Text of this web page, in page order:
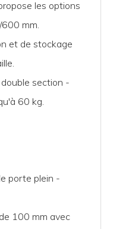
les options
mm.
et de stockage
section -
60 kg.
porte plein -
100 mm avec